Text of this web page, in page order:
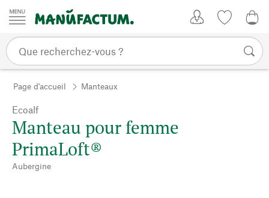
Passer au contenu
Page d'accueil Manteaux
Ecoalf
Manteau pour femme
PrimaLoft®
Aubergine